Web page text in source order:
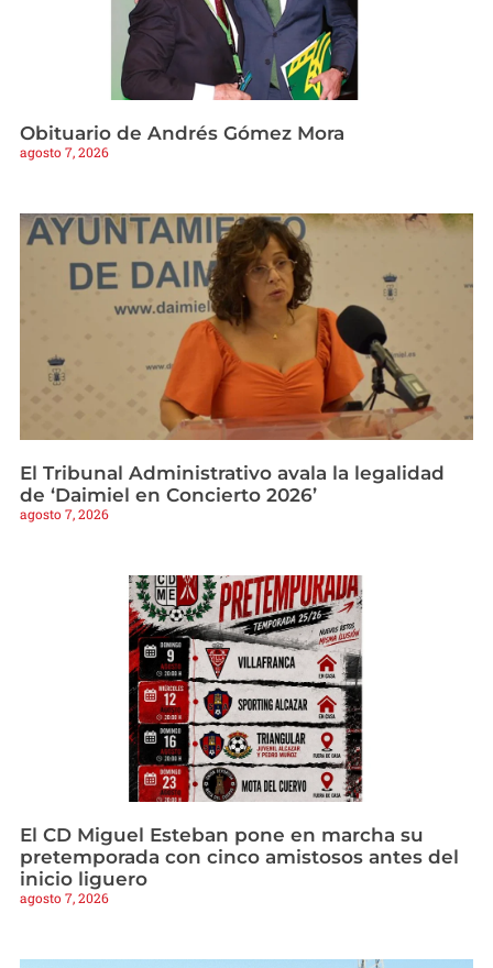
Obituario de Andrés Gómez Mora
agosto 7, 2026
El Tribunal Administrativo avala la legalidad
de ‘Daimiel en Concierto 2026’
agosto 7, 2026
El CD Miguel Esteban pone en marcha su
pretemporada con cinco amistosos antes del
inicio liguero
agosto 7, 2026